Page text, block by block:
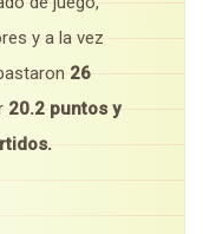
y a la vez
26
20.2 puntos y